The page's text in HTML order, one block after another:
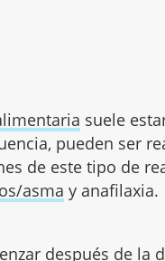
suele
pueden ser
de este tipo de
asma y anafilaxia.
después de la